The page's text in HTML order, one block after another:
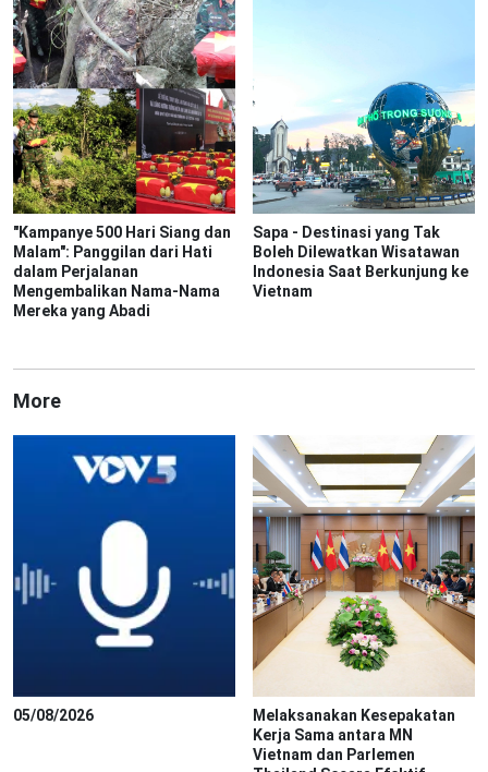
"Kampanye 500 Hari Siang dan
Malam": Panggilan dari Hati
dalam Perjalanan
Mengembalikan Nama-Nama
Mereka yang Abadi
Sapa - Destinasi yang Tak
Boleh Dilewatkan Wisatawan
Indonesia Saat Berkunjung ke
Vietnam
More
05/08/2026
Melaksanakan Kesepakatan
Kerja Sama antara MN
Vietnam dan Parlemen